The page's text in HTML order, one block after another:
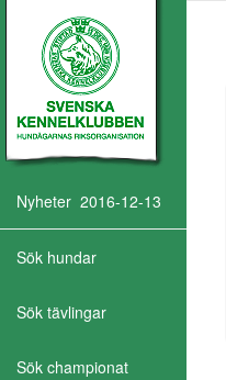
Nyheter 2016-12-13
Sök hundar
Sök tävlingar
Sök championat